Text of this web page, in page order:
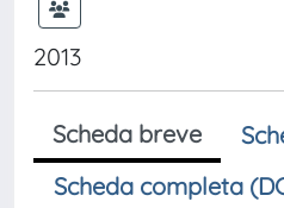
2013
Scheda breve
Scheda completa